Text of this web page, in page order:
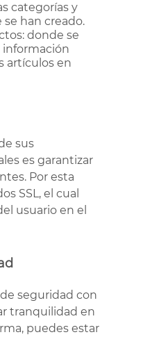
categorías y
han creado.
donde se
información
artículos en
sus
es garantizar
Por esta
SSL, el cual
usuario en el
seguridad con
tranquilidad en
puedes estar